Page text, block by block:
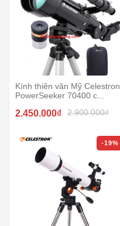
Kính thiên văn Mỹ Celestron
PowerSeeker 70400 c...
2.450.000₫ 2.900.000₫
-19%